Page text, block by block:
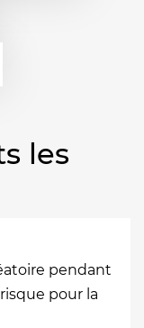
les
pendant
pour la